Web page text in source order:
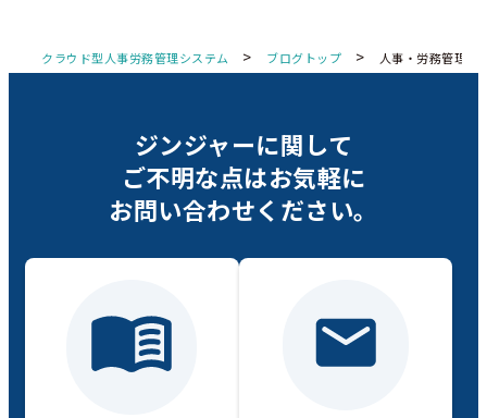
クラウド型人事労務管理システム > ブログトップ > 人事・労務管理
ジンジャーに関して
ご不明な点はお気軽に
お問い合わせください。